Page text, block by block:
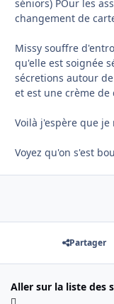
séniors) POur les
changement de
Missy souffre
qu'elle est soignée
sécretions autour
et est une crème de
Voilà j'espère que
Voyez qu'on s'est
Partager
Aller sur la liste des